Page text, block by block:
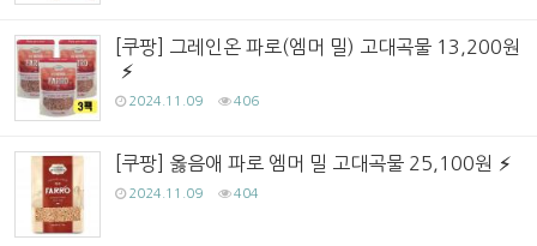
[쿠팡] 그레인온 파로(엠머 밀) 고대곡물 13,200원
2024.11.09 406
[쿠팡] 옳음애 파로 엠머 밀 고대곡물 25,100원
2024.11.09 404